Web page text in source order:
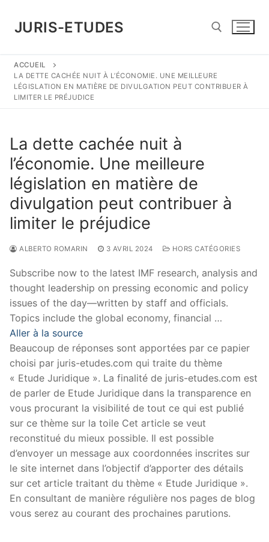
contenu
JURIS-ETUDES
Rechercher :
ACCUEIL
LA DETTE CACHÉE NUIT À L’ÉCONOMIE. UNE MEILLEURE
LÉGISLATION EN MATIÈRE DE DIVULGATION PEUT CONTRIBUER À
LIMITER LE PRÉJUDICE
La dette cachée nuit à
l’économie. Une meilleure
législation en matière de
divulgation peut contribuer à
limiter le préjudice
ALBERTO ROMARIN 3 AVRIL 2024 HORS CATÉGORIES
Subscribe now to the latest IMF research, analysis and
thought leadership on pressing economic and policy
issues of the day—written by staff and officials.
Topics include the global economy, financial …
Aller à la source
Beaucoup de réponses sont apportées par ce papier
choisi par juris-etudes.com qui traite du thème
« Etude Juridique ». La finalité de juris-etudes.com est
de parler de Etude Juridique dans la transparence en
vous procurant la visibilité de tout ce qui est publié
sur ce thème sur la toile Cet article se veut
reconstitué du mieux possible. Il est possible
d’envoyer un message aux coordonnées inscrites sur
le site internet dans l’objectif d’apporter des détails
sur cet article traitant du thème « Etude Juridique ».
En consultant de manière régulière nos pages de blog
vous serez au courant des prochaines parutions.